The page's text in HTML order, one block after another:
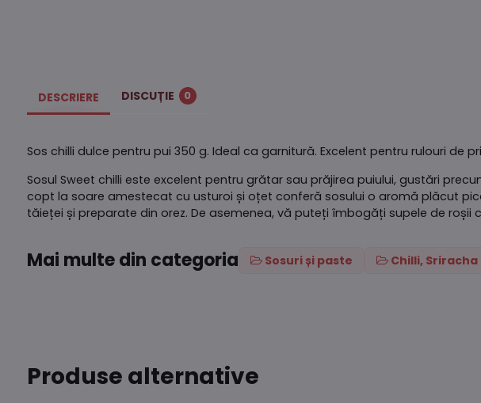
DESCRIERE DISCUȚIE 0
Sos chilli dulce pentru pui 350 g. Ideal ca garnitură. Excelent pentru rulouri de
Sosul Sweet chilli este excelent pentru grătar sau prăjirea puiului, gustări
copt la soare amestecat cu usturoi și oțet conferă sosului o aromă plăcut
tăieței și preparate din orez. De asemenea, vă puteți îmbogăți supele de
Mai multe din categoria Sosuri și paste Chilli, Sriracha
Produse alternative